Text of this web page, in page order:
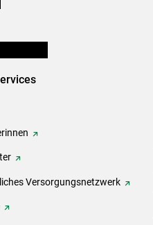
Versorgungsnetzwerk